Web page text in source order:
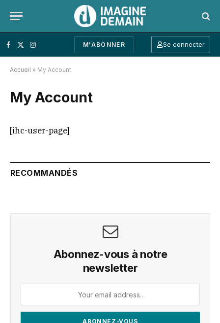
Facebook
X (Twitter)
Instagram
M'ABONNER Se connecter
Accueil » My Account
My Account
[ihc-user-page]
RECOMMANDÉS
Abonnez-vous à notre
newsletter